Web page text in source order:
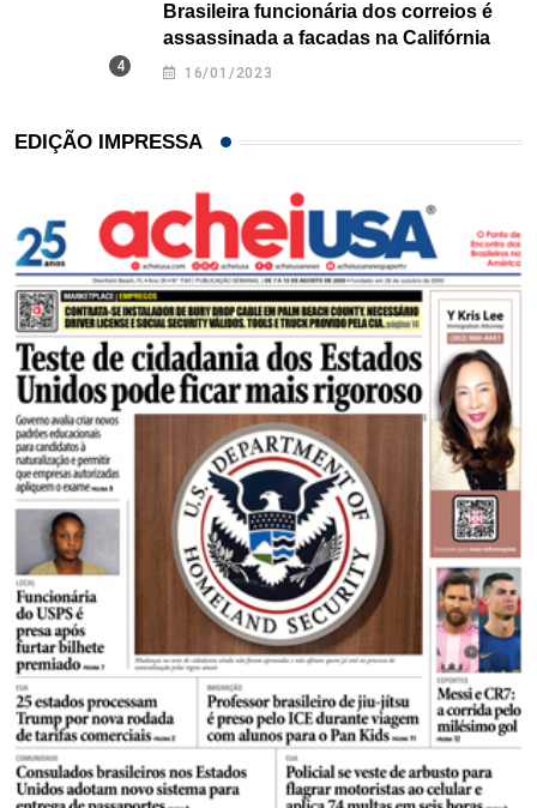
Brasileira funcionária dos correios é
assassinada a facadas na Califórnia
16/01/2023
EDIÇÃO IMPRESSA